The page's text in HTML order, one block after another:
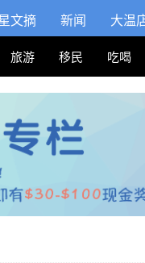
文摘 新闻 大温
旅游 移民 吃喝